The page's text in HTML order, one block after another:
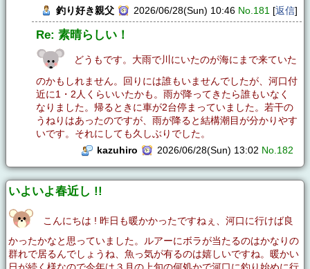
釣り好き親父 2026/06/28(Sun) 10:46 No.181 [返信]
Re: 素晴らしい！
どうもです。大雨で川にいたのが海にまで来ていた
のかもしれません。回りには誰もいませんでしたが、河口付
近に1・2人くらいいたかも。雨が降ってきたら誰もいなく
なりました。帰るときに車が2台停まっていました。若干の
うねりはあったのですが、雨が降ると結構潮目が分かりやす
いです。それにしても久しぶりでした。
kazuhiro
2026/06/28(Sun) 13:02 No.182
いよいよ春近し !!
こんにちは ! 昨日も暖かかったですねぇ、河口に行けば良
かったかなと思っていました。ルアーにボラが当たるのはかなりの
群れで居るんでしょうね、魚っ気が有るのは嬉しいですね。暖かい